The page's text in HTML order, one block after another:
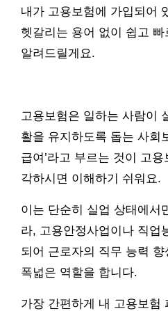
내가 고용보험에 가입되어
헷갈리는 용어 없이 쉽고
알려드릴게요.
고용보험은 일하는 사람이
활을 유지하도록 돕는 사회
급여’라고 부르는 것이 고
각하시면 이해하기 쉬워요.
이는 단순히 실업 상태에서
라, 고용안정사업이나 직업
되어 근로자의 직무 능력
폭넓은 역할을 합니다.
가장 간편하게 내 고용보험